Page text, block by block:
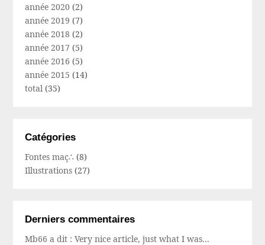
année 2020 (2)
année 2019 (7)
année 2018 (2)
année 2017 (5)
année 2016 (5)
année 2015 (14)
total(35)
Catégories
Fontes maç∴ (8)
Illustrations (27)
Derniers commentaires
Mb66 a dit : Very nice article, just what I was...